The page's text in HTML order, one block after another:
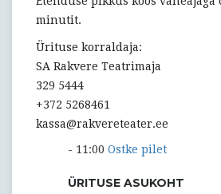
minutit.
Ürituse korraldaja:
SA Rakvere Teatrimaja
329 5444
+372 5268461
kassa@rakvereteater.ee
- 11:00 Ostke pilet
ÜRITUSE ASUKOHT